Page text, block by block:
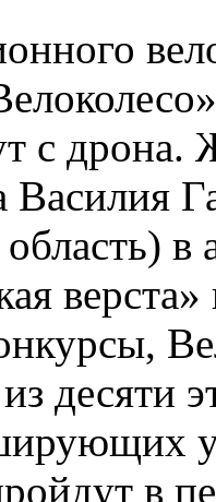
с
Василия
область)
десяти
в